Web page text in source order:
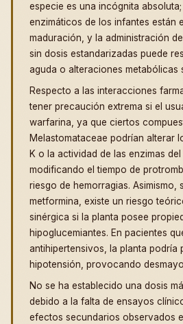
especie es una incógnita
enzimáticos de los infantes están
maduración, y la administración
sin dosis estandarizadas puede
aguda o alteraciones metabólicas
Respecto a las interacciones
tener precaución extrema si el
warfarina, ya que ciertos
Melastomataceae podrían alterar
K o la actividad de las enzimas
modificando el tiempo de
riesgo de hemorragias. Asimismo,
metformina, existe un riesgo
sinérgica si la planta posee
hipoglucemiantes. En pacientes
antihipertensivos, la planta podría
hipotensión, provocando
No se ha establecido una dosis
debido a la falta de ensayos
efectos secundarios observados